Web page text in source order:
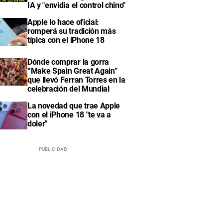
IA y "envidia el control chino"
Apple lo hace oficial:
romperá su tradición más
típica con el iPhone 18
Dónde comprar la gorra
“Make Spain Great Again”
que llevó Ferran Torres en la
celebración del Mundial
La novedad que trae Apple
con el iPhone 18 "te va a
doler"